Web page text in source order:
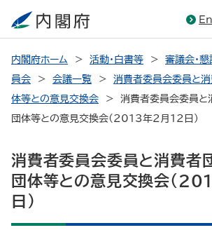
内閣府ホーム 活動・白書等 審議会・
員会
会議一覧
消費者委員会委員と
体等との意見交換会
消費者委員会委員と
団体等との意見交換会(2013年2月12日)
消費者委員会委員と消費者
団体等との意見交換会
日)